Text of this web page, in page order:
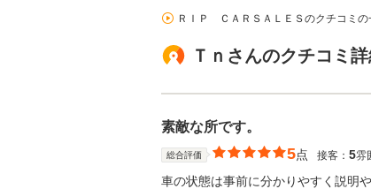
ＲＩＰ ＣＡＲＳＡＬＥＳのクチコミの
Ｔｎさんのクチコミ詳
素敵な所です。
総合評価 5点 接客： 5雰
車の状態は事前に分かりやすく説明